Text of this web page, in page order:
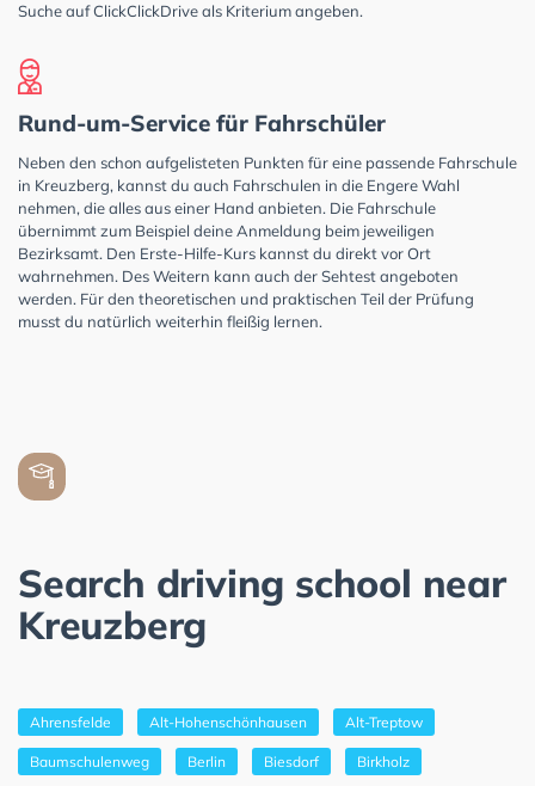
Suche auf ClickClickDrive als Kriterium angeben.
Rund-um-Service für Fahrschüler
Neben den schon aufgelisteten Punkten für eine passende Fahrschule
in Kreuzberg, kannst du auch Fahrschulen in die Engere Wahl
nehmen, die alles aus einer Hand anbieten. Die Fahrschule
übernimmt zum Beispiel deine Anmeldung beim jeweiligen
Bezirksamt. Den Erste-Hilfe-Kurs kannst du direkt vor Ort
wahrnehmen. Des Weitern kann auch der Sehtest angeboten
werden. Für den theoretischen und praktischen Teil der Prüfung
musst du natürlich weiterhin fleißig lernen.
Search driving school near
Kreuzberg
Ahrensfelde Alt-Hohenschönhausen Alt-Treptow
Baumschulenweg Berlin Biesdorf Birkholz